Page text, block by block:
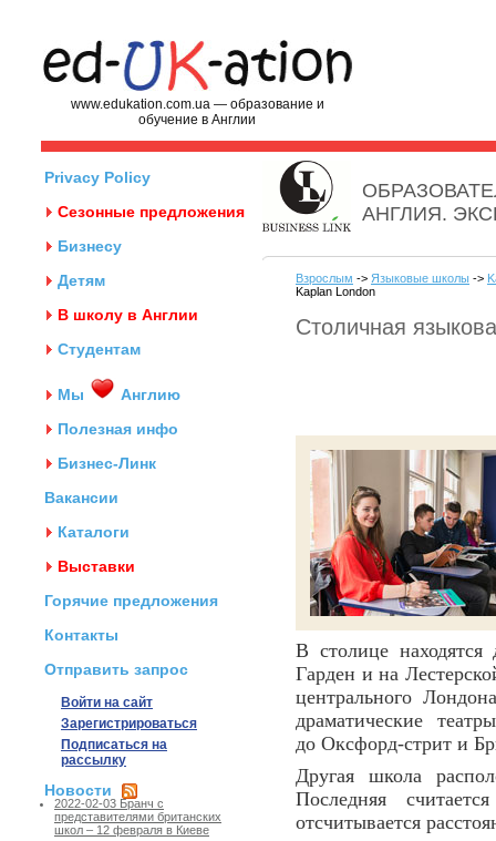
www.edukation.com.ua — образование и
обучение в Англии
Privacy Policy
Сезонные предложения
Бизнесу
Детям
В школу в Англии
Студентам
Мы
Англию
Полезная инфо
Бизнес-Линк
Вакансии
Каталоги
Выставки
Горячие предложения
Контакты
Отправить запрос
Войти на сайт
Зарегистрироваться
Подписаться на
рассылку
Новости
2022-02-03 Бранч с
представителями британских
школ – 12 февраля в Киеве
АНГЛИЯ.
Взрослым -> Языковые школы ->
Kaplan London
Столичная
В столице
Гарден и на
центрального
драматические
до Оксфорд-стрит и
Другая школа
Последняя
отсчитывается